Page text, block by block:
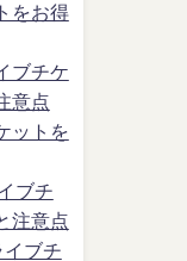
をお得
ブチケ
意点
ットを
ブチ
注意点
ブチ